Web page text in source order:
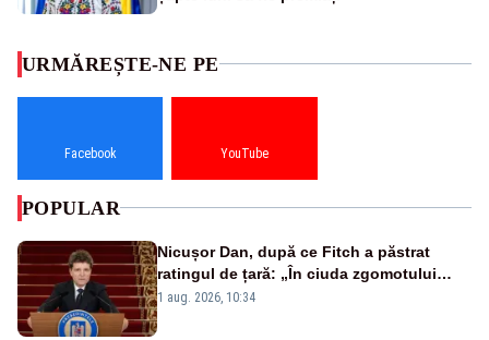
URMĂREȘTE-NE PE
Facebook YouTube
POPULAR
Nicușor Dan, după ce Fitch a păstrat
ratingul de țară: „În ciuda zgomotului
politic, România funcționează”
1 aug. 2026, 10:34